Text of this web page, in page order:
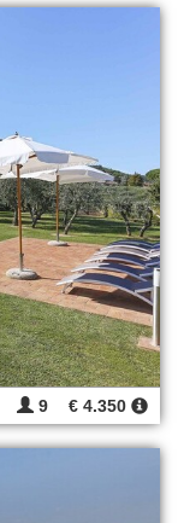
9 € 4.350